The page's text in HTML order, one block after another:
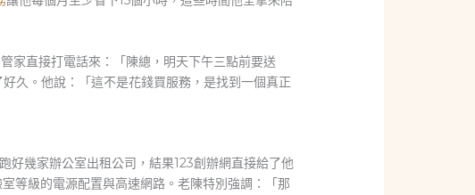
家直接打電話來：「陳總，明天下午三點前要送
久。他說：「這不是花錢買服務，是找到一個真正
好幾家辦公室出租公司，結果123創辦網直接給了他
等級的電源配置與高速網路。老陳特別強調：「那